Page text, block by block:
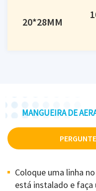
20*28MM
MANGUEIRA DE
Coloque uma linha
está instalado e